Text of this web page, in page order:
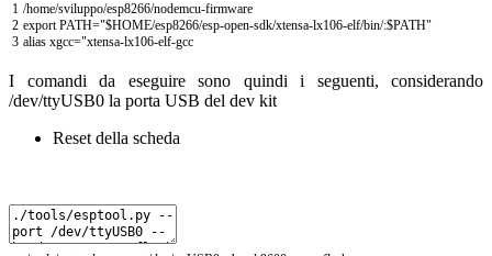
1
2
3
/home/sviluppo/esp8266/nodemcu-firmware
exportPATH="$HOME/esp8266/esp-open-sdk/xtensa-lx106-elf/bin/:$PATH"
alias xgcc="xtensa-lx106-elf-gcc
I comandi da eseguire sono quindi i seguenti, considerando
/dev/ttyUSB0 la porta USB del dev kit
Reset della scheda